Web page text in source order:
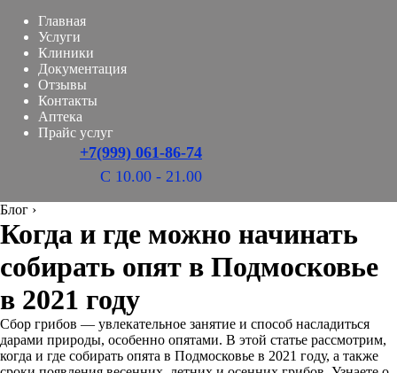
Главная
Услуги
Клиники
Документация
Отзывы
Контакты
Аптека
Прайс услуг
+7(999) 061-86-74
С 10.00 - 21.00
Блог ›
Когда и где можно начинать
собирать опят в Подмосковье
в 2021 году
Сбор грибов — увлекательное занятие и способ насладиться
дарами природы, особенно опятами. В этой статье рассмотрим,
когда и где собирать опята в Подмосковье в 2021 году, а также